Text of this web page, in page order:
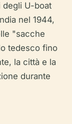
U-boat
nel 1944,
"sacche
tedesco fino
la città e la
durante